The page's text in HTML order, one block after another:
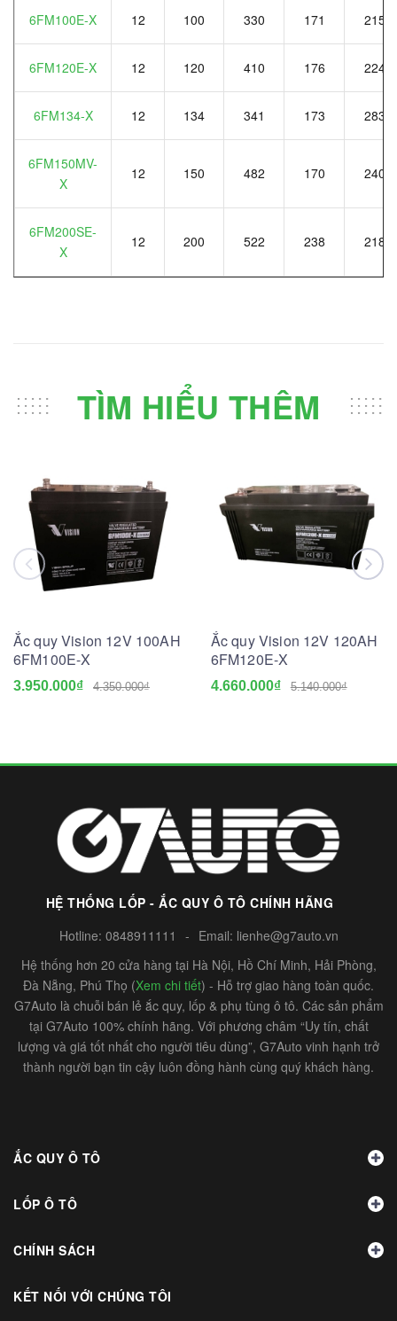
6FM100E-X 12 100 330 171 215
6FM120E-X 12 120 410 176 224
6FM134-X 12 134 341 173 283
6FM150MV-
X
12 150 482 170 240
6FM200SE-
X
12 200 522 238 218
TÌM HIỂU THÊM
Ắc quy Vision 12V 100AH
6FM100E-X
3.950.000₫ 4.350.000₫
Ắc quy Vision 12V 120AH
6FM120E-X
4.660.000₫ 5.140.000₫
HỆ THỐNG LỐP - ẮC QUY Ô TÔ CHÍNH HÃNG
Hotline: 0848911111 - Email: lienhe@g7auto.vn
Hệ thống hơn 20 cửa hàng tại Hà Nội, Hồ Chí Minh, Hải Phòng,
Đà Nẵng, Phú Thọ (Xem chi tiết) - Hỗ trợ giao hàng toàn quốc.
G7Auto là chuỗi bán lẻ ắc quy, lốp & phụ tùng ô tô. Các sản phẩm
tại G7Auto 100% chính hãng. Với phương châm “Uy tín, chất
lượng và giá tốt nhất cho người tiêu dùng”, G7Auto vinh hạnh trở
thành người bạn tin cậy luôn đồng hành cùng quý khách hàng.
ẮC QUY Ô TÔ
LỐP Ô TÔ
CHÍNH SÁCH
KẾT NỐI VỚI CHÚNG TÔI